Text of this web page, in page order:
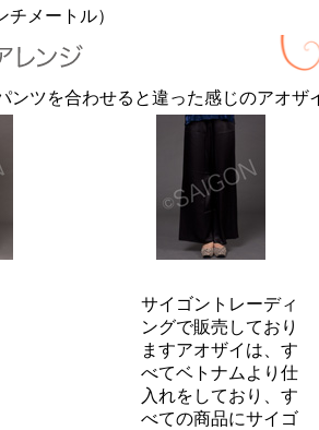
チメートル）
ンツを合わせると違った感じのアオザ
サイゴントレーディ
ングで販売しており
ますアオザイは、す
べてベトナムより仕
入れをしており、す
べての商品にサイゴ